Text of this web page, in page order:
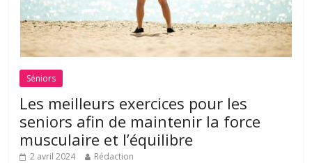
Séniors
Les meilleurs exercices pour les
seniors afin de maintenir la force
musculaire et l’équilibre
2 avril 2024 Rédaction